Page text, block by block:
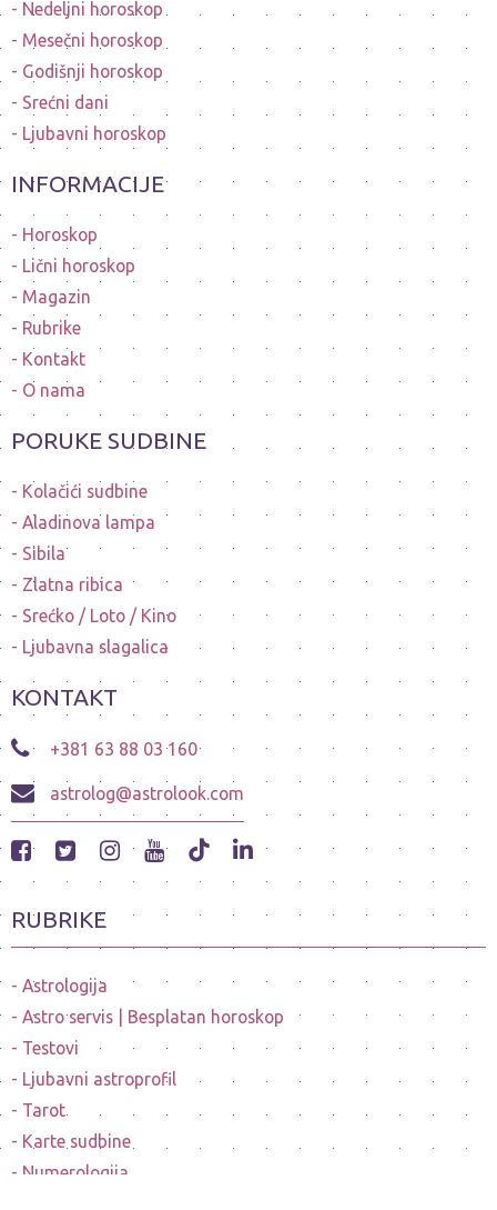
Nedeljni horoskop
Mesečni horoskop
Godišnji horoskop
Srećni dani
Ljubavni horoskop
INFORMACIJE
Horoskop
Lični horoskop
Magazin
Rubrike
Kontakt
O nama
PORUKE SUDBINE
Kolačići sudbine
Aladinova lampa
Sibila
Zlatna ribica
Srećko / Loto / Kino
Ljubavna slagalica
KONTAKT
+381 63 88 03 160
astrolog@astrolook.com
RUBRIKE
Astrologija
Astro servis | Besplatan horoskop
Testovi
Ljubavni astroprofil
Tarot
Karte sudbine
Numerologija